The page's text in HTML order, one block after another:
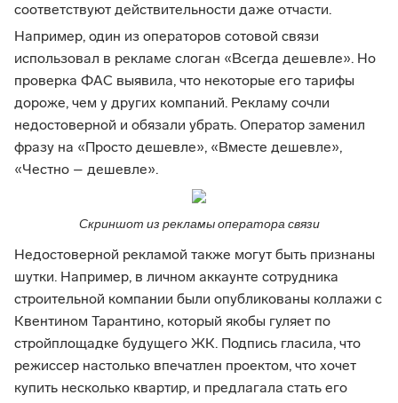
соответствуют действительности даже отчасти.
Например, один из операторов сотовой связи
использовал в рекламе слоган «Всегда дешевле». Но
проверка ФАС выявила, что некоторые его тарифы
дороже, чем у других компаний. Рекламу сочли
недостоверной и обязали убрать. Оператор заменил
фразу на «Просто дешевле», «Вместе дешевле»,
«Честно – дешевле».
Скриншот из рекламы оператора связи
Недостоверной рекламой также могут быть признаны
шутки. Например, в личном аккаунте сотрудника
строительной компании были опубликованы коллажи с
Квентином Тарантино, который якобы гуляет по
стройплощадке будущего ЖК. Подпись гласила, что
режиссер настолько впечатлен проектом, что хочет
купить несколько квартир, и предлагала стать его